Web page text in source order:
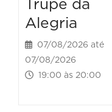
Trupe da
Alegria
07/08/2026 até
07/08/2026
19:00 às 20:00